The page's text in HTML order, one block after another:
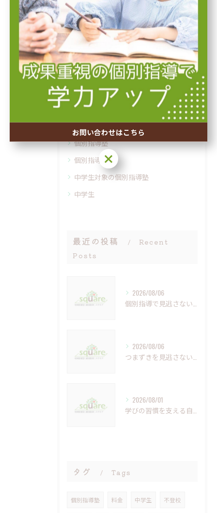
テスト前対策
学習習慣を身につける
夏期講習
塾での自学自習
冬期講習
内申点アップ
先取り授業
個別指導塾で行う英検対策
個別指導塾
個別指導
中学生対象の個別指導塾
中学生
最近の投稿
Recent
Posts
2026/08/06
2026/08/06
2026/08/01
タグ Tags
個別指導塾 料金 中学生 不登校
お問い合わせはこちら
お問い合わせはこちら